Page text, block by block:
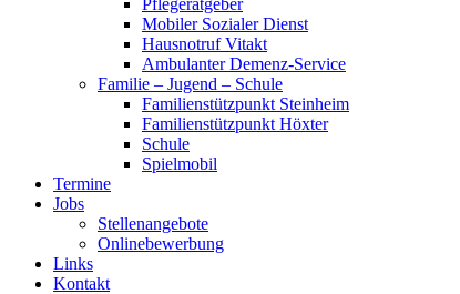
Pflegeratgeber
Mobiler Sozialer Dienst
Hausnotruf Vitakt
Ambulanter Demenz-Service
Familie – Jugend – Schule
Familienstützpunkt Steinheim
Familienstützpunkt Höxter
Schule
Spielmobil
Termine
Jobs
Stellenangebote
Onlinebewerbung
Links
Kontakt